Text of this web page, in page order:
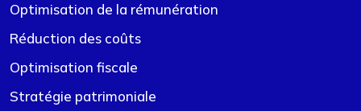
Optimisation de la rémunération
Réduction des coûts
Optimisation fiscale
Stratégie patrimoniale